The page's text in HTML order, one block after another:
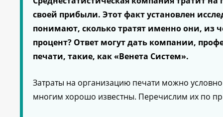
своей прибыли. Этот факт установлен
понимают, сколько тратят именно они, из
процент? Ответ могут дать компании,
печати, такие, как «Венета Систем».
Затраты на организацию печати можно
многим хорошо известны. Перечислим их по